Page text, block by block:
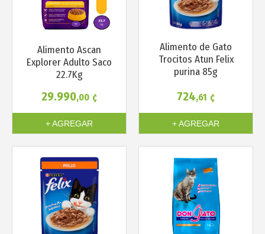
Alimento Ascan
Explorer Adulto Saco
22.7Kg
29.990,00 ¢
+ AGREGAR
Alimento de Gato
Trocitos Atun Felix
purina 85g
724,61 ¢
+ AGREGAR
Más info Más info
Más info Más info